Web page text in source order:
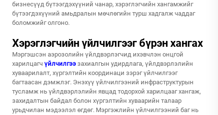
бизнесүүд бүтээгдэхүүний чанар, хэрэглэгчийн хангамжийг
бүтээгдэхүүний амьдралын мөчлөгийн турш хадгалж чаддаг
боломжийг олгоно.
Хэрэглэгчийн үйлчилгээг бүрэн хангах
Мэргэшсэн аэрозолийн үйлдвэрлэгчид ихэвчлэн онцгой
харилцагч үйлчилгээ захиалгын удирдлага, үйлдвэрлэлийн
хуваарилалт, хүргэлтийн координаци зэрэг үйлчилгээг
багтаасан дэмжлэг. Энэхүү үйлчилгээний инфраструктурын
тусламж нь үйлдвэрлэлийн явцад тодорхой харилцааг хангаж,
захидалтын байдал болон хүргэлтийн хуваарийн талаар
урьдчилан мэдээлэл өгдөг. Мэргэжлийн үйлчилгээний баг нь